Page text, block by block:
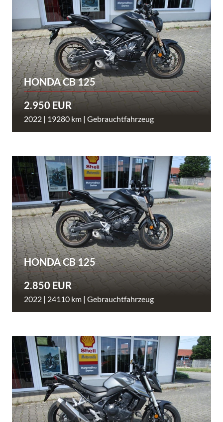
HONDA CB 125
2.950 EUR
2022 | 19280 km | Gebrauchtfahrzeug
HONDA CB 125
2.850 EUR
2022 | 24110 km | Gebrauchtfahrzeug